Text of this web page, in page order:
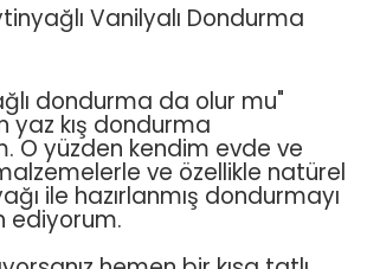
Vanilyalı Dondurma
dondurma da olur mu"
yaz kış dondurma
O yüzden kendim evde ve
ve özellikle natürel
ile hazırlanmış dondurmayı
ediyorum.